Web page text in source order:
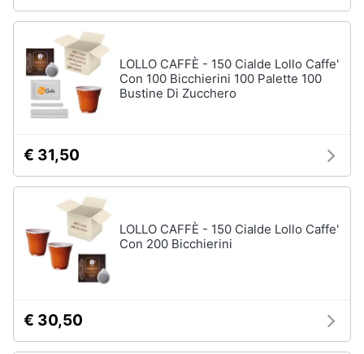
LOLLO CAFFÈ - 150 Cialde Lollo Caffe'
Con 100 Bicchierini 100 Palette 100
Bustine Di Zucchero
€ 31,50
LOLLO CAFFÈ - 150 Cialde Lollo Caffe'
Con 200 Bicchierini
€ 30,50